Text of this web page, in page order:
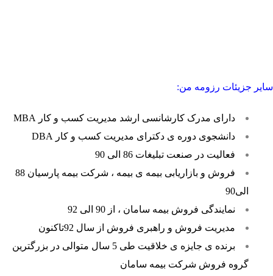
سایر جزیئات رزومه من:
دارای مدرک کارشانسی ارشد مدیریت کسب و کار MBA
دانشجوی دوره ی دکترای مدیریت کسب و کار DBA
فعالیت در صنعت تبلیغات 86 الی 90
فروش و بازاریابی بیمه ی بیمه ، شرکت بیمه پارسیان 88
الی90
نمایندگی فروش بیمه سامان ، از 90 الی 92
مدیریت فروش و راهبری فروش از سال 92تاکنون
برنده ی جایزه ی خلاقیت طی 5 سال متوالی در بزرگترین
گروه فروش شرکت بیمه سامان